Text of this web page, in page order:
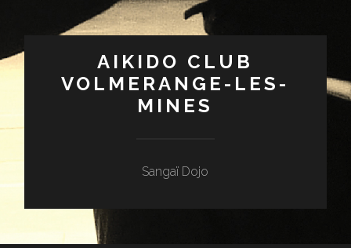
AIKIDO CLUB
VOLMERANGE-LES-
MINES
Sangaï Dojo